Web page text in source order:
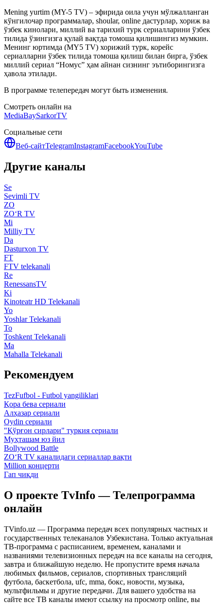
Mening yurtim (MY-5 TV) – эфирида оила учун мўлжалланган
кўнгилочар программалар, shoular, online дастурлар, хориж ва
ўзбек кинолари, миллий ва тарихий турк сериалларини ўзбек
тилида ўзингизга қулай вақтда томоша қилишингиз мумкин.
Менинг юртимда (MY5 TV) хорижий турк, корейс
сериалларни ўзбек тилида томоша қилиш билан бирга, ўзбек
миллий сериал “Номус” ҳам айнан сизнинг эътиборингизга
ҳавола этилади.
В программе телепередач могут быть изменения.
Смотреть онлайн на
MediaBaySarkorTV
Социальные сети
Веб-сайтTelegramInstagramFacebookYouTube
Другие каналы
Se
Sevimli TV
ZO
ZO‘R TV
Mi
Milliy TV
Da
Dasturxon TV
FT
FTV telekanali
Re
RenessansTV
Ki
Kinoteatr HD Telekanali
Yo
Yoshlar Telekanali
To
Toshkent Telekanali
Ma
Mahalla Telekanali
Рекомендуем
TezFufbol - Futbol yangiliklari
Қора бева сериали
Алҳазар сериали
Oydin сериали
"Қўрғон сирлари" туркия сериали
Муҳташам юз йил
Bollywood Battle
ZO‘R TV каналидаги сериаллар вақти
Million концерти
Гап чиқди
О проекте TvInfo — Телепрограмма
онлайн
TVinfo.uz — Программа передач всех популярных частных и
государственных телеканалов Узбекистана. Только актуальная
ТВ-программа с расписанием, временем, каналами и
названиями телевизионных передач на все каналы на сегодня,
завтра и ближайшую неделю. Не пропустите время начала
любимых фильмов, сериалов, спортивных трансляций
футбола, баскетбола, ufc, mma, бокс, новости, музыка,
мультфильмы и другие передачи. Для вашего удобства на
сайте все ТВ каналы имеют ссылку на просмотр online, вы